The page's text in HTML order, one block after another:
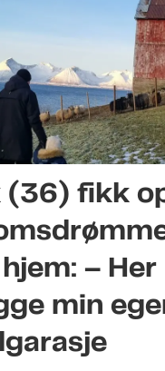
(36) fikk
– Her
min